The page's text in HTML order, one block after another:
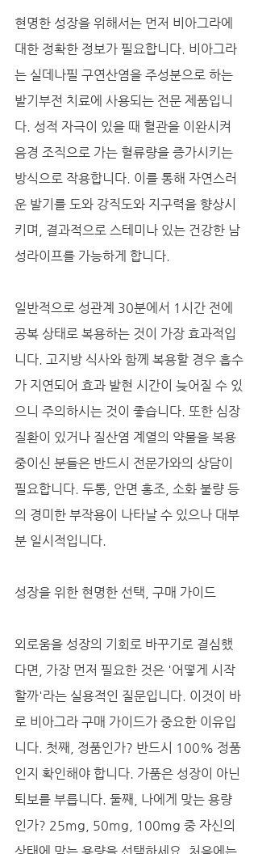
현명한 성장을 위해서는 먼저 비아그라에
대한 정확한 정보가 필요합니다. 비아그라
는 실데나필 구연산염을 주성분으로 하는
발기부전 치료에 사용되는 전문 제품입니
다. 성적 자극이 있을 때 혈관을 이완시켜
음경 조직으로 가는 혈류량을 증가시키는
방식으로 작용합니다. 이를 통해 자연스러
운 발기를 도와 강직도와 지구력을 향상시
키며, 결과적으로 스테미나 있는 건강한 남
성라이프를 가능하게 합니다.
일반적으로 성관계 30분에서 1시간 전에
공복 상태로 복용하는 것이 가장 효과적입
니다. 고지방 식사와 함께 복용할 경우 흡수
가 지연되어 효과 발현 시간이 늦어질 수 있
으니 주의하시는 것이 좋습니다. 또한 심장
질환이 있거나 질산염 계열의 약물을 복용
중이신 분들은 반드시 전문가와의 상담이
필요합니다. 두통, 안면 홍조, 소화 불량 등
의 경미한 부작용이 나타날 수 있으나 대부
분 일시적입니다.
성장을 위한 현명한 선택, 구매 가이드
외로움을 성장의 기회로 바꾸기로 결심했
다면, 가장 먼저 필요한 것은 '어떻게 시작
할까'라는 실용적인 질문입니다. 이것이 바
로 비아그라 구매 가이드가 중요한 이유입
니다. 첫째, 정품인가? 반드시 100% 정품
인지 확인해야 합니다. 가품은 성장이 아닌
퇴보를 부릅니다. 둘째, 나에게 맞는 용량
인가? 25mg, 50mg, 100mg 중 자신의